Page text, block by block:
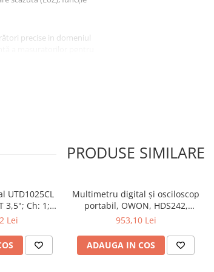
precise in domeniul
PRODUSE SIMILARE
UTD1025CL
3,5"; Ch: 1;
cu
Lei
Multimetru digital și osciloscop
portabil, OWON, HDS242,
200mV-1kV, 200mA-
953,10 Lei
ADAUGA IN COS